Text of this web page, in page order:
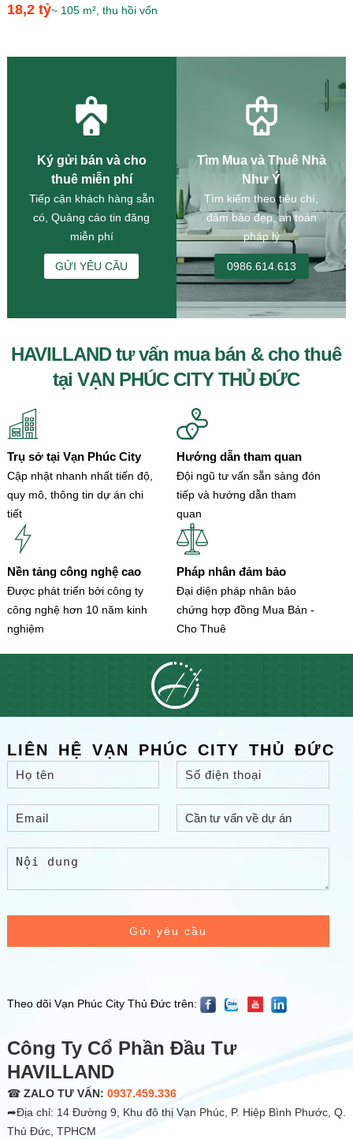
18,2 tỷ~ 105 m², thu hồi vốn
Ký gửi bán và cho
thuê miễn phí
Tiếp cận khách hàng sẵn
có, Quảng cáo tin đăng
miễn phí
GỬI YÊU CẦU
Tìm Mua và Thuê Nhà
Như Ý
Tìm kiếm theo tiêu chí,
đảm bảo đẹp, an toàn
pháp lý
0986.614.613
HAVILLAND tư vấn mua bán & cho thuê
tại VẠN PHÚC CITY THỦ ĐỨC
Trụ sở tại Vạn Phúc City
Cập nhật nhanh nhất tiến độ,
quy mô, thông tin dự án chi
tiết
Hướng dẫn tham quan
Đội ngũ tư vấn sẵn sàng đón
tiếp và hướng dẫn tham
quan
Nền tảng công nghệ cao
Được phát triển bởi công ty
công nghệ hơn 10 năm kinh
nghiệm
Pháp nhân đảm bảo
Đại diện pháp nhân bảo
chứng hợp đồng Mua Bán -
Cho Thuê
LIÊN HỆ VẠN PHÚC CITY THỦ ĐỨC
Gửi yêu cầu
Theo dõi Vạn Phúc City Thủ Đức trên:
Công Ty Cổ Phần Đầu Tư
HAVILLAND
☎ ZALO TƯ VẤN: 0937.459.336
➦Địa chỉ: 14 Đường 9, Khu đô thị Vạn Phúc, P. Hiệp Bình Phước, Q.
Thủ Đức, TPHCM